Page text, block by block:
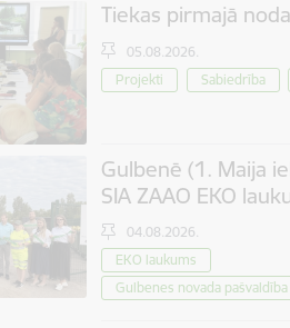
Tiekas pirmajā
05.08.2026.
Projekti
Sabiedrība
Gulbenē (1. Maija
SIA ZAAO EKO
04.08.2026.
EKO laukums
Gulbenes novada